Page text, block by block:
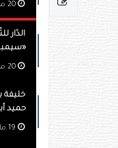
الدّار
خليفة
حميد